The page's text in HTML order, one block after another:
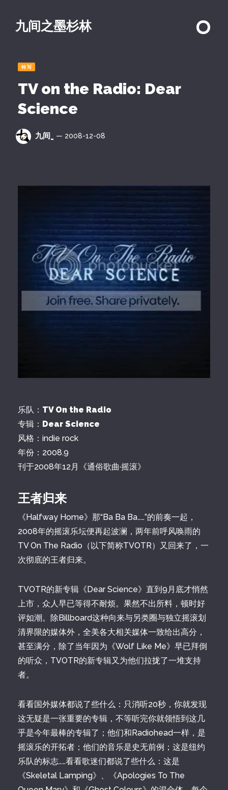
九间之墨杉林
特写
TV on the Radio: Dear
Science
九间_ — 2008-12-08
乐队： TV On the Radio
专辑： Dear Science
风格：indie rock
年份：2008.9
刊于2008年12月《通俗歌曲·摇滚》
王者归来
《Halfway Home》那“Ba Ba Ba……”的前奏一起，
2008年的摇滚乐坛便再起波澜，两年前呼风唤雨的
TV On The Radio（以下简称TVOTR）又回来了，一
次彻底的王者归来。
TVOTR的新专辑《Dear Science》直到9月底才悄然
上市，众人早已等得不耐烦。果然不出所料，顿时好
评如潮。除Billboard这种向来与另类圈与独立摇滚划
清界限的媒体外，全美各大相关媒体一致给出高分，
甚至满分，除了当年因为《Wolf Like Me》早已拜倒
的听众，TVOTR的新专辑又为他们拉拢了一堆支持
者。
看看国外媒体都说了些什么：只消听20秒，你就发现
这无疑是一张重要的专辑，不等听完你就领悟到这几
乎是今年最棒的专辑了；他们和Radiohead一样，是
摇滚乐的开拓者；他们的音乐是史无前例；这是纽约
乐队的标志……看看歌迷们都说了些什么：这是
《Skeletal Lamping》、《Apologies To The